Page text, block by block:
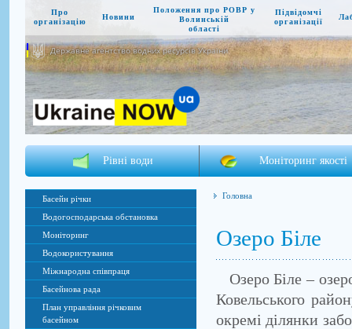
Про
організацію
Новини
Положення про РОВР у
Волинській
області
Підвідомчі
організації
Державне агентство водних ресурсів України
Рівні води Моніторинг якості
Басейн річки
Водогосподарська обстановка
Моніторинг
Водокористування
Міжнародна співпраця
Басейнова рада
План управління річковим
басейном
Головна
Озеро Біле
Озеро Біле –
Ковельського
окремі ділянки